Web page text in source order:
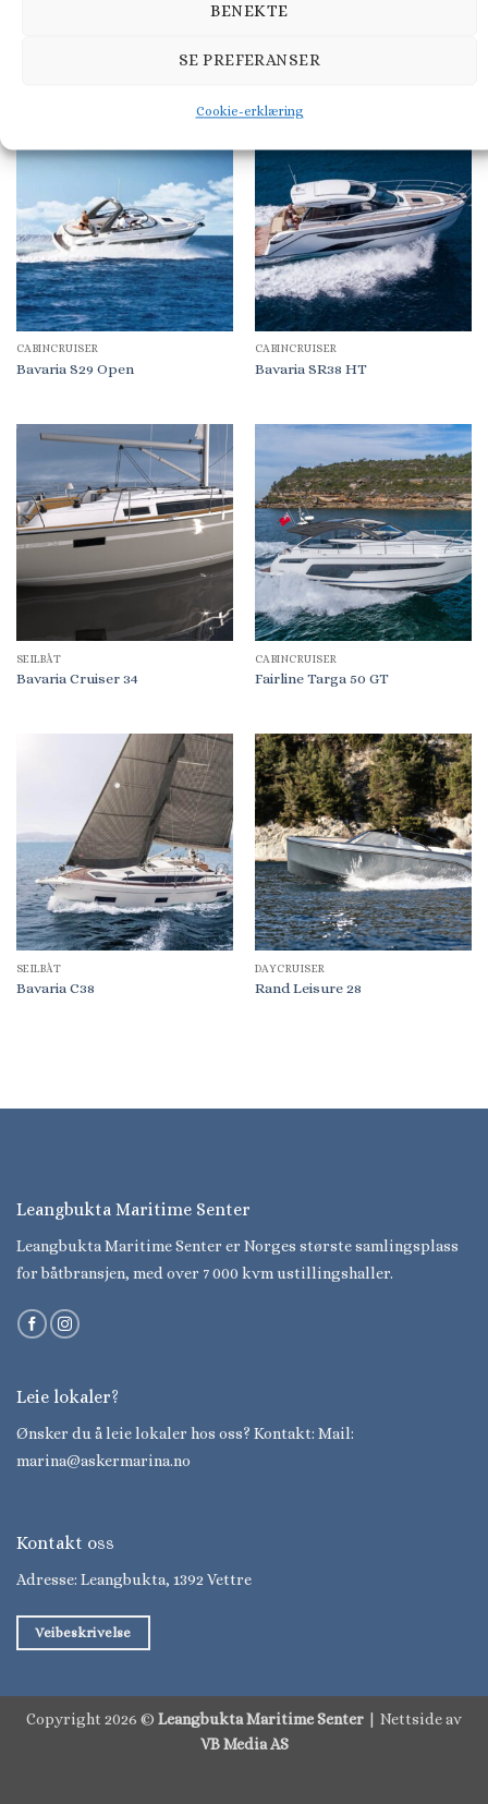
BENEKTE
SE PREFERANSER
Cookie-erklæring
Bavaria S30 Open
CABINCRUISER
Bavaria S29 Open
CABINCRUISER
Bavaria SR38 HT
SEILBÅT
Bavaria Cruiser 34
CABINCRUISER
Fairline Targa 50 GT
SEILBÅT
Bavaria C38
DAYCRUISER
Rand Leisure 28
Leangbukta Maritime Senter
Leangbukta Maritime Senter er Norges største samlingsplass
for båtbransjen, med over 7 000 kvm ustillingshaller.
Leie lokaler?
Ønsker du å leie lokaler hos oss? Kontakt: Mail:
marina@askermarina.no
Kontakt oss
Adresse: Leangbukta, 1392 Vettre
Veibeskrivelse
Copyright 2026 © Leangbukta Maritime Senter | Nettside av
VB Media AS